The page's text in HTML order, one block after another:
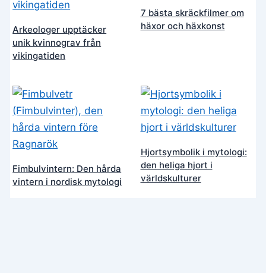
Arkeologer upptäcker
unik kvinnograv från
vikingatiden
7 bästa skräckfilmer om
häxor och häxkonst
Fimbulvintern: Den hårda
vintern i nordisk mytologi
Hjortsymbolik i mytologi:
den heliga hjort i
världskulturer